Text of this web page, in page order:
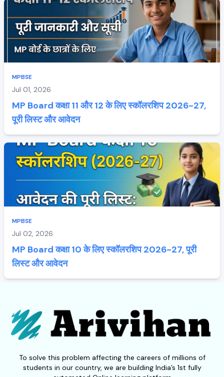
MPBSE
Jul 01, 2026
MP Board कक्षा 11 और 12 के लिए स्कॉलरशिप 2026-27,
पूरी लिस्ट और आवेदन
MPBSE
Jul 02, 2026
MP Board कक्षा 10 के लिए स्कॉलरशिप 2026-27, पूरी
लिस्ट और आवेदन
To solve this problem affecting the careers of millions of
students in our country, we are building India’s 1st fully